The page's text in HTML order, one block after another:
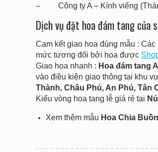
– Công ty A – Kính viếng
Dịch vụ đặt hoa đám tang của
Cam kết giao hoa đúng mẫu : Các
mức tương đối bởi hoa được
Giao hoa nhanh : Hoa đám tang
vào điều kiện giao thông tại khu
Thành, Châu Phú, An Phú, Tân
Kiểu vòng hoa tang lễ giá rẻ tại
Xem thêm mẫu Hoa Chia Buồn